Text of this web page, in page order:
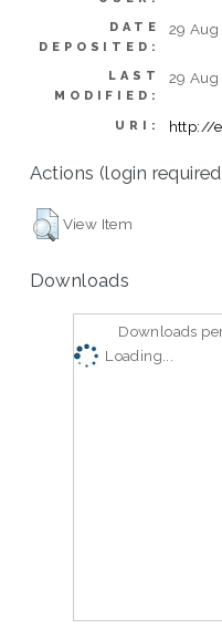
DATE
DEPOSITED:
29 Aug
LAST
MODIFIED:
29 Aug
URI: http://
Actions (login
View Item
Downloads
Downloads
Loading...